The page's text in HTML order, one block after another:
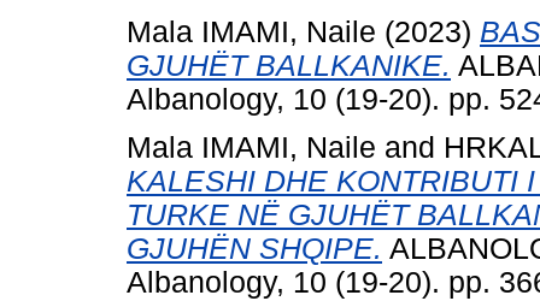
Mala IMAMI, Naile (2023)
GJUHËT BALLKANIKE.
Albanology, 10 (19-20). pp.
Mala IMAMI, Naile and
KALESHI DHE KONTRIBUTI
TURKE NË GJUHËT
GJUHËN SHQIPE.
Albanology, 10 (19-20). pp.